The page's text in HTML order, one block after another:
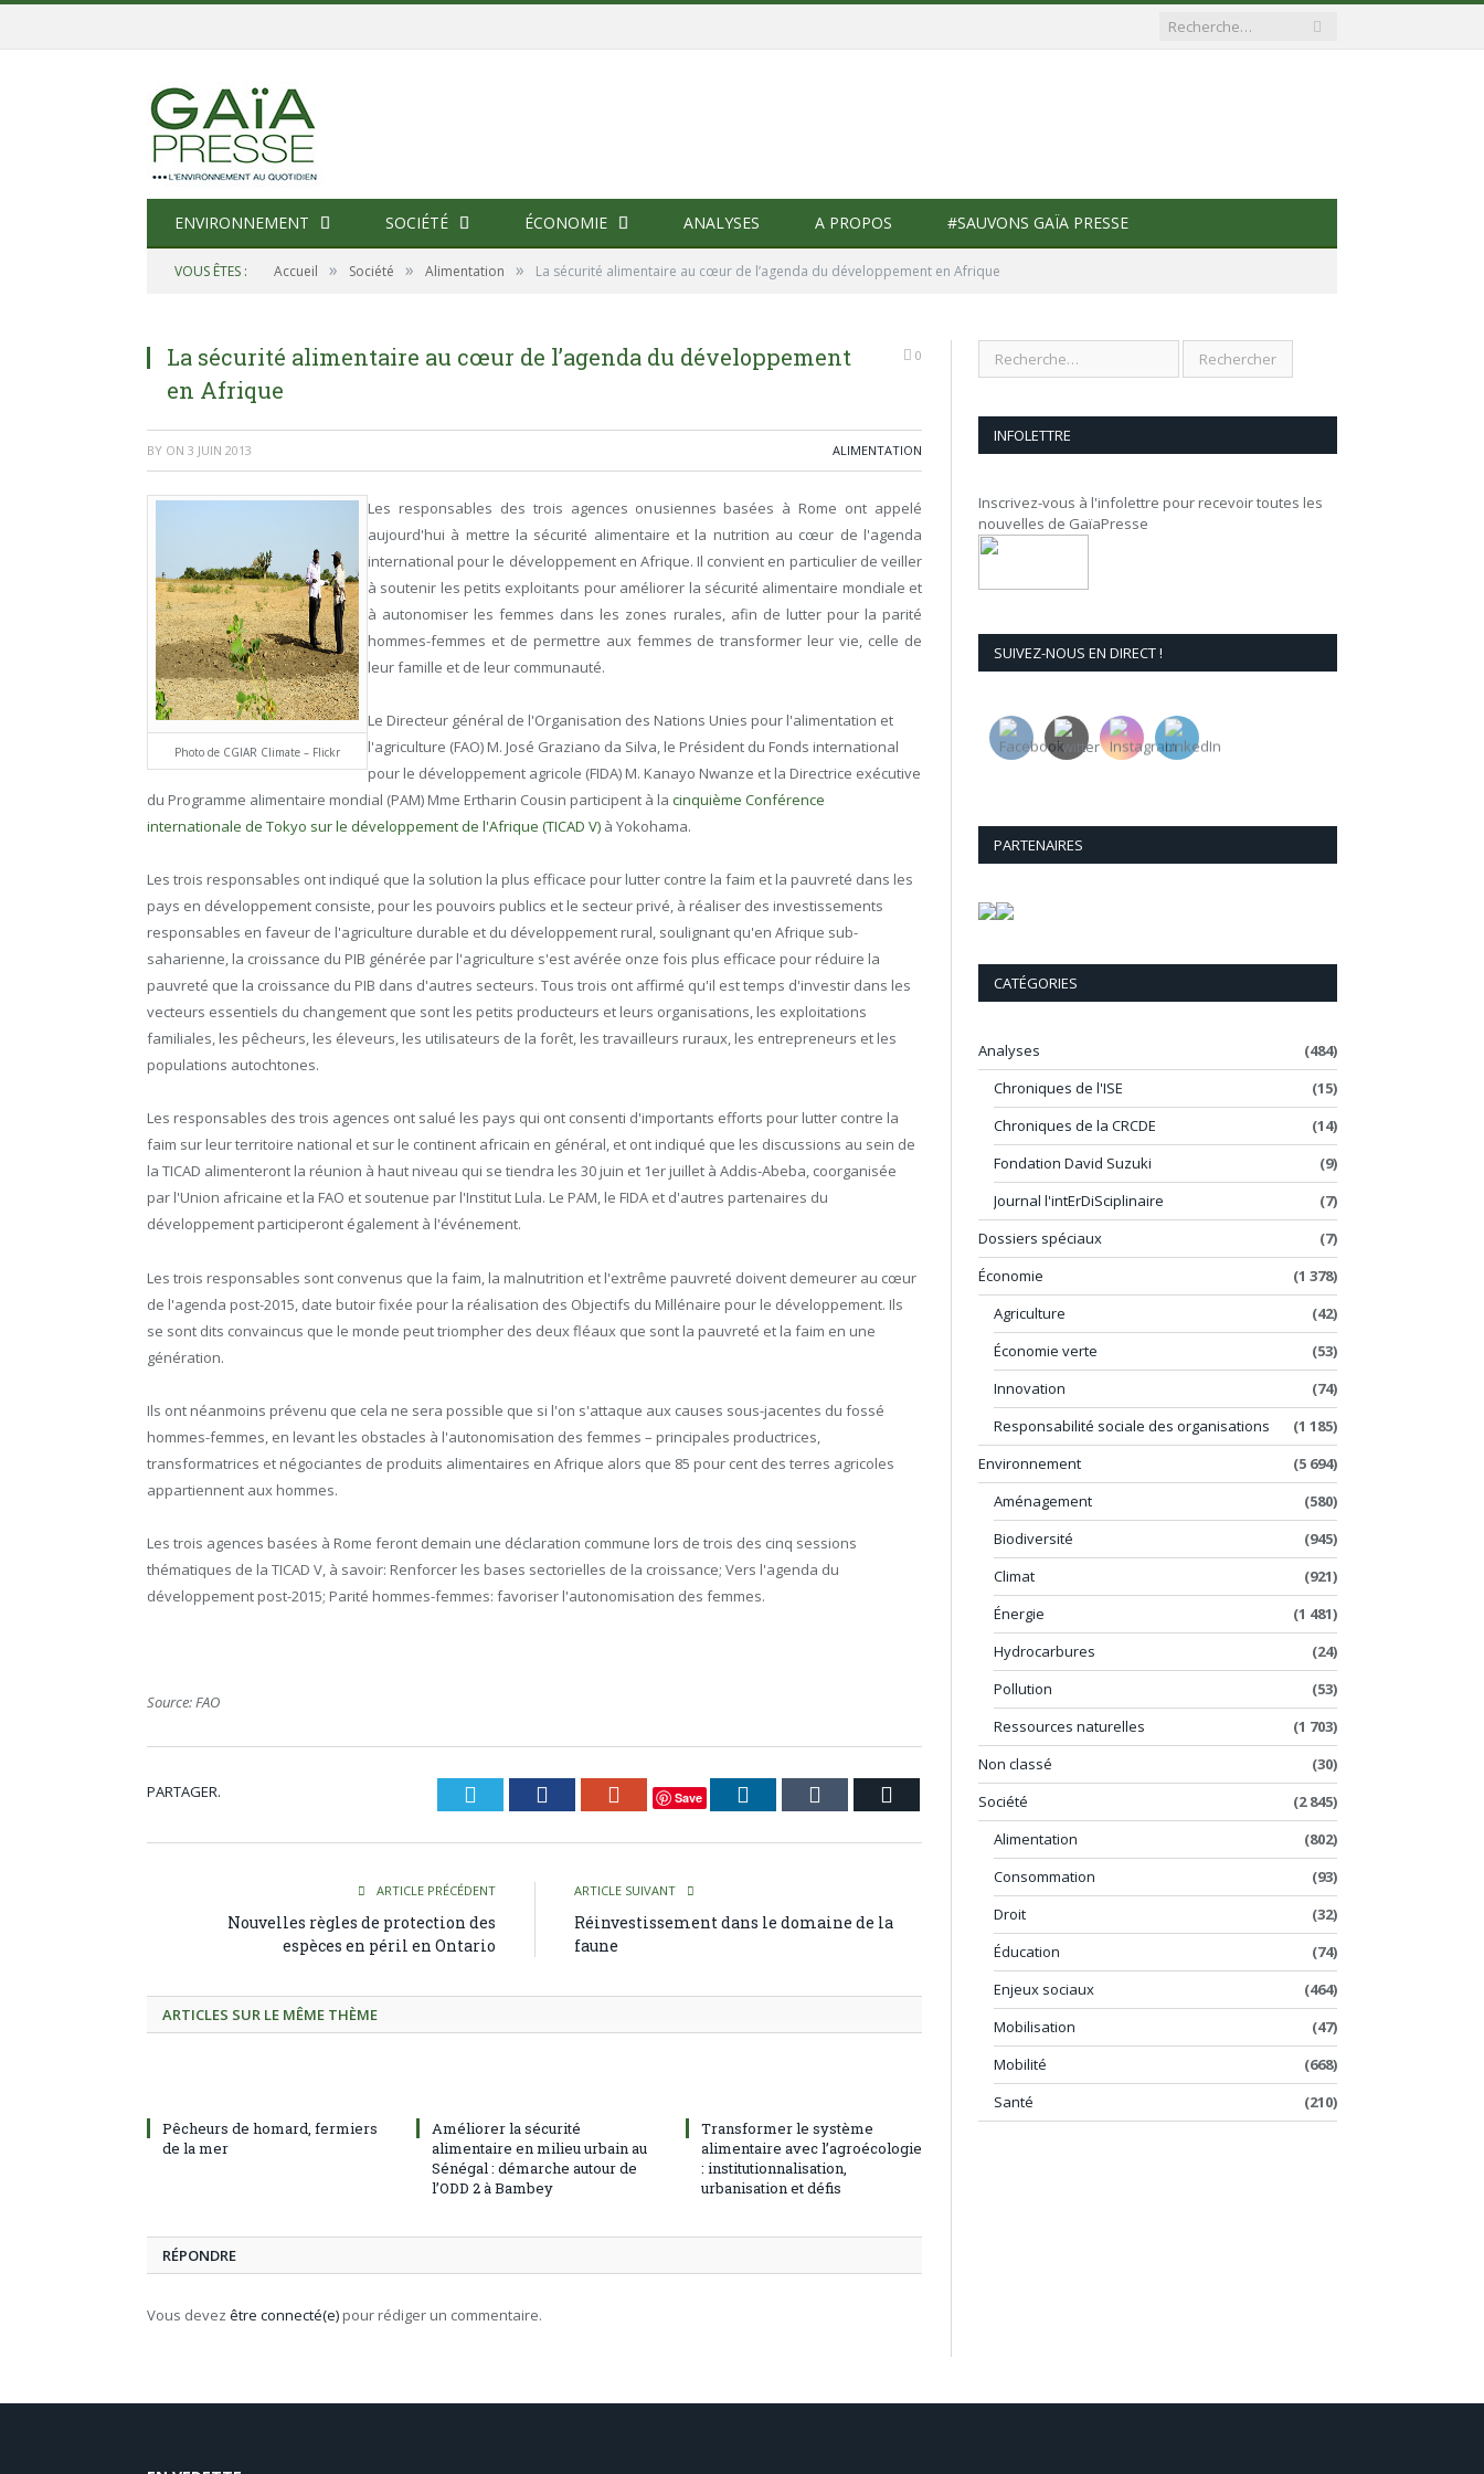
ENVIRONNEMENT SOCIÉTÉ ÉCONOMIE ANALYSES A PROPOS #SAUVONS GAÏA PRESSE
VOUS ÊTES : Accueil » Société » Alimentation » La sécurité alimentaire au cœur de l’agenda du développement en Afrique
La sécurité alimentaire au cœur de l’agenda du développement
en Afrique
0
BY ON 3 JUIN 2013 ALIMENTATION
Photo de CGIAR Climate – Flickr
Les responsables des trois agences onusiennes basées à Rome ont appelé
aujourd'hui à mettre la sécurité alimentaire et la nutrition au cœur de l'agenda
international pour le développement en Afrique. Il convient en particulier de veiller
à soutenir les petits exploitants pour améliorer la sécurité alimentaire mondiale et
à autonomiser les femmes dans les zones rurales, afin de lutter pour la parité
hommes-femmes et de permettre aux femmes de transformer leur vie, celle de
leur famille et de leur communauté.
Le Directeur général de l'Organisation des Nations Unies pour l'alimentation et
l'agriculture (FAO) M. José Graziano da Silva, le Président du Fonds international
pour le développement agricole (FIDA) M. Kanayo Nwanze et la Directrice exécutive
du Programme alimentaire mondial (PAM) Mme Ertharin Cousin participent à la cinquième Conférence
internationale de Tokyo sur le développement de l'Afrique (TICAD V) à Yokohama.
Les trois responsables ont indiqué que la solution la plus efficace pour lutter contre la faim et la pauvreté dans les
pays en développement consiste, pour les pouvoirs publics et le secteur privé, à réaliser des investissements
responsables en faveur de l'agriculture durable et du développement rural, soulignant qu'en Afrique sub-
saharienne, la croissance du PIB générée par l'agriculture s'est avérée onze fois plus efficace pour réduire la
pauvreté que la croissance du PIB dans d'autres secteurs. Tous trois ont affirmé qu'il est temps d'investir dans les
vecteurs essentiels du changement que sont les petits producteurs et leurs organisations, les exploitations
familiales, les pêcheurs, les éleveurs, les utilisateurs de la forêt, les travailleurs ruraux, les entrepreneurs et les
populations autochtones.
Les responsables des trois agences ont salué les pays qui ont consenti d'importants efforts pour lutter contre la
faim sur leur territoire national et sur le continent africain en général, et ont indiqué que les discussions au sein de
la TICAD alimenteront la réunion à haut niveau qui se tiendra les 30 juin et 1er juillet à Addis-Abeba, coorganisée
par l'Union africaine et la FAO et soutenue par l'Institut Lula. Le PAM, le FIDA et d'autres partenaires du
développement participeront également à l'événement.
Les trois responsables sont convenus que la faim, la malnutrition et l'extrême pauvreté doivent demeurer au cœur
de l'agenda post-2015, date butoir fixée pour la réalisation des Objectifs du Millénaire pour le développement. Ils
se sont dits convaincus que le monde peut triompher des deux fléaux que sont la pauvreté et la faim en une
génération.
Ils ont néanmoins prévenu que cela ne sera possible que si l'on s'attaque aux causes sous-jacentes du fossé
hommes-femmes, en levant les obstacles à l'autonomisation des femmes – principales productrices,
transformatrices et négociantes de produits alimentaires en Afrique alors que 85 pour cent des terres agricoles
appartiennent aux hommes.
Les trois agences basées à Rome feront demain une déclaration commune lors de trois des cinq sessions
thématiques de la TICAD V, à savoir: Renforcer les bases sectorielles de la croissance; Vers l'agenda du
développement post-2015; Parité hommes-femmes: favoriser l'autonomisation des femmes.
Source: FAO
PARTAGER. Twitter Facebook Google+
Save LinkedIn Tumblr
ARTICLE PRÉCÉDENT
Nouvelles règles de protection des
espèces en péril en Ontario
ARTICLE SUIVANT
Réinvestissement dans le domaine de la
faune
ARTICLES SUR LE MÊME THÈME
Pêcheurs de homard, fermiers
de la mer
Améliorer la sécurité
alimentaire en milieu urbain au
Sénégal : démarche autour de
l’ODD 2 à Bambey
Transformer le système
alimentaire avec l’agroécologie
: institutionnalisation,
urbanisation et défis
RÉPONDRE
Vous devez être connecté(e) pour rédiger un commentaire.
INFOLETTRE
Inscrivez-vous à l'infolettre pour recevoir toutes les
nouvelles de GaïaPresse
SUIVEZ-NOUS EN DIRECT !
PARTENAIRES
CATÉGORIES
Analyses
(484)
Chroniques de l'ISE
(15)
Chroniques de la CRCDE
(14)
Fondation David Suzuki
(9)
Journal l'intErDiSciplinaire
(7)
Dossiers spéciaux
(7)
Économie
(1 378)
Agriculture
(42)
Économie verte
(53)
Innovation
(74)
Responsabilité sociale des organisations
(1 185)
Environnement
(5 694)
Aménagement
(580)
Biodiversité
(945)
Climat
(921)
Énergie
(1 481)
Hydrocarbures
(24)
Pollution
(53)
Ressources naturelles
(1 703)
Non classé
(30)
Société
(2 845)
Alimentation
(802)
Consommation
(93)
Droit
(32)
Éducation
(74)
Enjeux sociaux
(464)
Mobilisation
(47)
Mobilité
(668)
Santé
(210)